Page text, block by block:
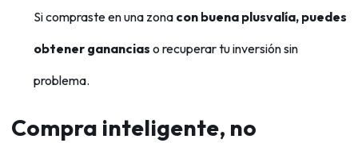
Si compraste en una zona con buena plusvalía, puedes
obtener ganancias o recuperar tu inversión sin
problema.
Compra inteligente, no